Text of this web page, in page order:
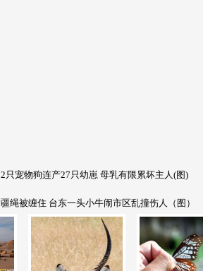
2只宠物狗连产27只幼崽 母乳有限累坏主人(图)
疆绳被缠住 台东一头小牛闹市区乱撞伤人（图）